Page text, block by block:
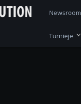
Newsroom
Turnieje